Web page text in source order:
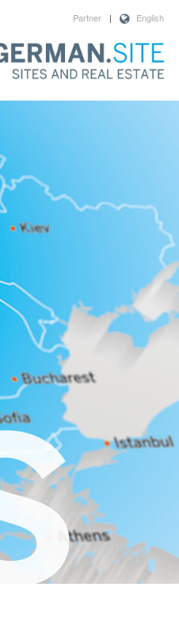
English
|
Partner